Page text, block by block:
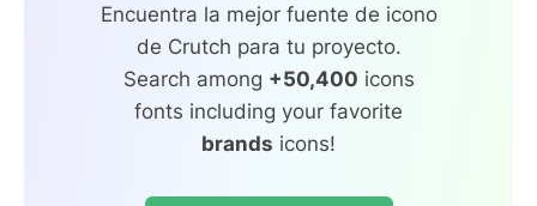
Encuentra la mejor fuente de icono
de Crutch para tu proyecto.
Search among +50,400 icons
fonts including your favorite
brands icons!